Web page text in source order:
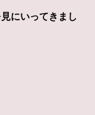
にいってきまし